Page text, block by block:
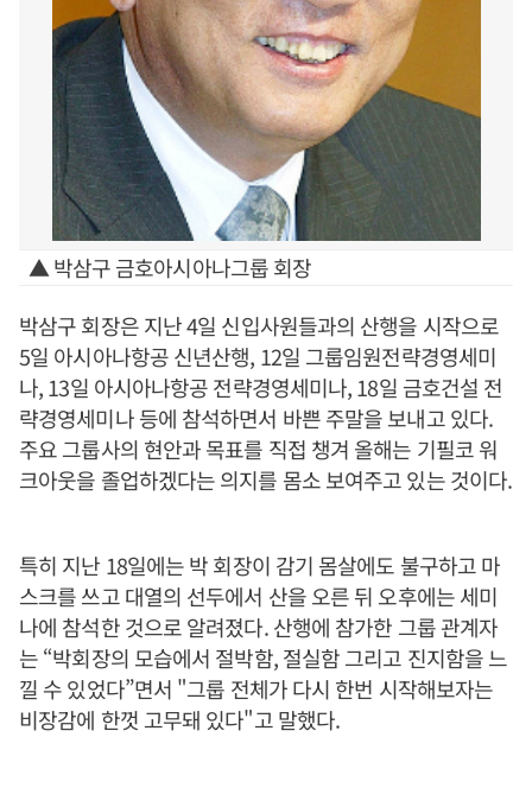
▲ 박삼구 금호아시아나그룹 회장
박삼구 회장은 지난 4일 신입사원들과의 산행을 시작으로
5일 아시아나항공 신년산행, 12일 그룹임원전략경영세미
나, 13일 아시아나항공 전략경영세미나, 18일 금호건설 전
략경영세미나 등에 참석하면서 바쁜 주말을 보내고 있다.
주요 그룹사의 현안과 목표를 직접 챙겨 올해는 기필코 워
크아웃을 졸업하겠다는 의지를 몸소 보여주고 있는 것이다.
특히 지난 18일에는 박 회장이 감기 몸살에도 불구하고 마
스크를 쓰고 대열의 선두에서 산을 오른 뒤 오후에는 세미
나에 참석한 것으로 알려졌다. 산행에 참가한 그룹 관계자
는 “박회장의 모습에서 절박함, 절실함 그리고 진지함을 느
낄 수 있었다”면서 "그룹 전체가 다시 한번 시작해보자는
비장감에 한껏 고무돼 있다"고 말했다.